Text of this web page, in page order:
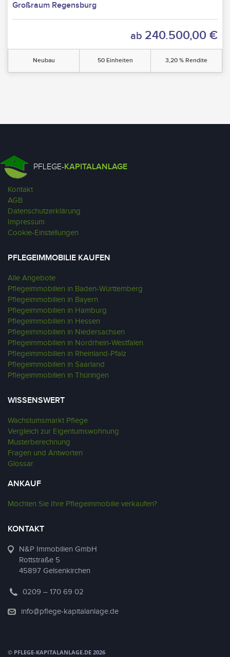
Großraum Regensburg
ab 240.500,00 €
Neubau 50 Einheiten 3,20 % Rendite
PFLEGE-KAPITALANLAGE
Kontakt
AGB
Datenschutzerklärung
Impressum
Cookie-Einstellungen
PFLEGEIMMOBILIE KAUFEN
Alle Angebote
Pflegeimmobilien in Baden-Württemberg
Pflegeimmobilien in Bayern
Pflegeimmobilien in Hamburg
Pflegeimmobilien in Hessen
Pflegeimmobilien in Niedersachsen
Pflegeimmobilien in Nordrhein-Westfalen
Pflegeimmobilien in Rheinland-Pfalz
Pflegeimmobilien in Saarland
Pflegeimmobilien in Thüringen
WISSENSWERT
Wachstumsmarkt Pflege
Vergleich zur Eigentumswohnung
Musterberechnung
Fragen und Antworten
Glossar
ANKAUF
Möchten Sie Ihre Pflegeimmobilie verkaufen?
KONTAKT
N&P Immobilien GmbH
Rottstraße 5
45897 Gelsenkirchen
0209 – 170 69 02
info@pflege-kapitalanlage.de
© PFLEGE-KAPITALANLAGE.DE 2026